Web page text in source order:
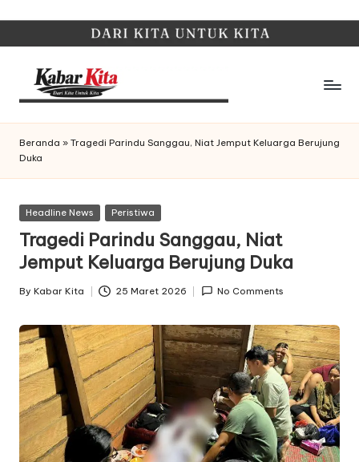
content
K
a
b
a
r
K
it
Beranda » Tragedi Parindu Sanggau, Niat Jemput Keluarga Berujung
Duka
Posted
Headline News Peristiwa
Tragedi Parindu Sanggau, Niat
Jemput Keluarga Berujung Duka
Posted
By Kabar Kita 25 Maret 2026 No Comments